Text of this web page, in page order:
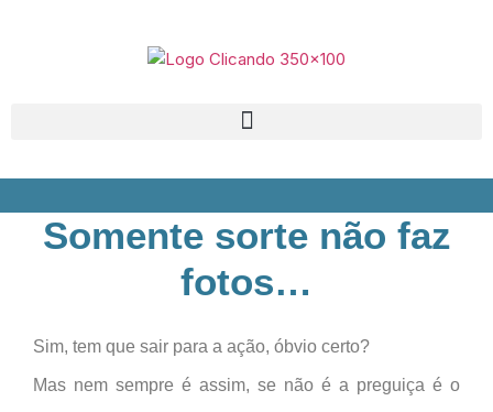
Somente sorte não faz
fotos…
Sim, tem que sair para a ação, óbvio certo?
Mas nem sempre é assim, se não é a preguiça é o